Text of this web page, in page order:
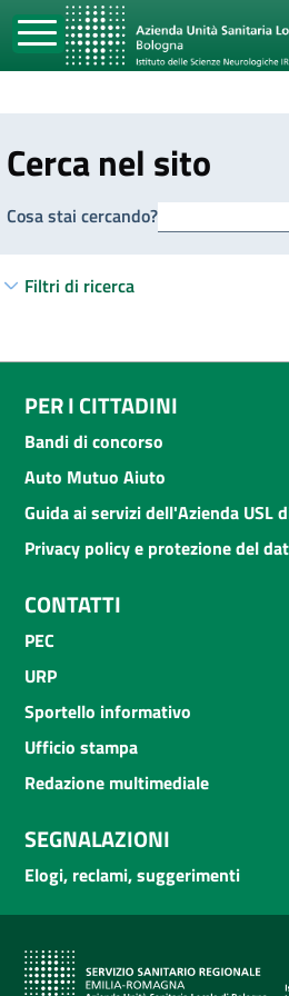
Cerca nel sito
Cosa stai cercando?
Filtri di ricerca
PER I CITTADINI
Bandi di concorso
Auto Mutuo Aiuto
Guida ai servizi dell'Azienda USL
Privacy policy e protezione del
CONTATTI
PEC
URP
Sportello informativo
Ufficio stampa
Redazione multimediale
SEGNALAZIONI
Elogi, reclami, suggerimenti